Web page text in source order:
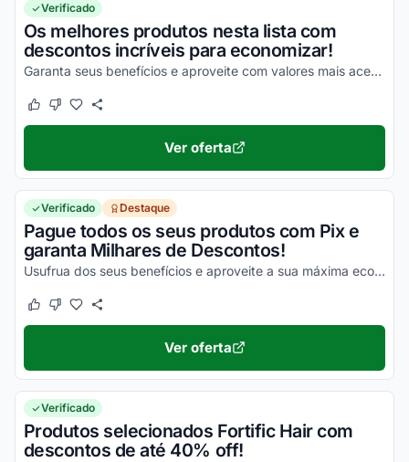
Verificado
Os melhores produtos nesta lista com
descontos incríveis para economizar!
Garanta seus benefícios e aproveite com valores mais acessíveis agora mesmo!
Este cupom funcionou
Este cupom não funcionou
Ver oferta
Verificado Destaque
Pague todos os seus produtos com Pix e
garanta Milhares de Descontos!
Usufrua dos seus benefícios e aproveite a sua máxima economia agora mesmo!
Este cupom funcionou
Este cupom não funcionou
Ver oferta
Verificado
Produtos selecionados Fortific Hair com
descontos de até 40% off!